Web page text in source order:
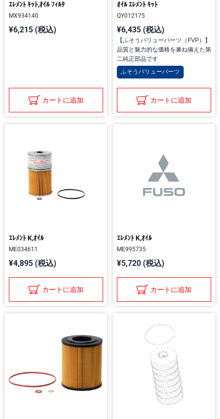
ｴﾚﾒﾝﾄ ｷｯﾄ,ｵｲﾙ ﾌｨﾙﾀ
MX934140
¥6,215 (税込)
カートに追加
ｵｲﾙ ｴﾚﾒﾝﾄ ｷｯﾄ
QY012175
¥6,435 (税込)
【ふそうバリューパーツ（FVP）】
品質と魅力的な価格を兼ね備えた第
二純正部品です
ふそうバリューパーツ
カートに追加
ｴﾚﾒﾝﾄ K,ｵｲﾙ
ME034611
¥4,895 (税込)
カートに追加
ｴﾚﾒﾝﾄ K,ｵｲﾙ
ME995735
¥5,720 (税込)
カートに追加